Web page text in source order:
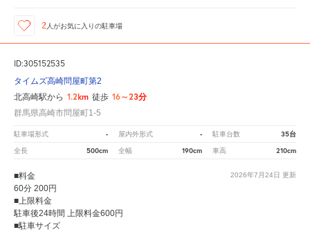
2 人がお気に入りの駐車場
ID:305152535
タイムズ高崎問屋町第2
北高崎駅から 1.2km 徒歩 16～23分
群馬県高崎市問屋町1-5
駐車場形式 - 屋内外形式 - 駐車台数 35台
全長 500cm 全幅 190cm 車高 210cm
2026年7月24日 更新
■料金
60分 200円
■上限料金
駐車後24時間 上限料金600円
■駐車サイズ